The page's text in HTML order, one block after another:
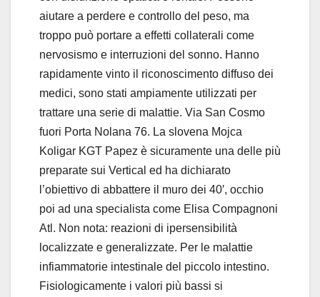
aiutare a perdere e controllo del peso, ma
troppo può portare a effetti collaterali come
nervosismo e interruzioni del sonno. Hanno
rapidamente vinto il riconoscimento diffuso dei
medici, sono stati ampiamente utilizzati per
trattare una serie di malattie. Via San Cosmo
fuori Porta Nolana 76. La slovena Mojca
Koligar KGT Papez è sicuramente una delle più
preparate sui Vertical ed ha dichiarato
l’obiettivo di abbattere il muro dei 40′, occhio
poi ad una specialista come Elisa Compagnoni
Atl. Non nota: reazioni di ipersensibilità
localizzate e generalizzate. Per le malattie
infiammatorie intestinale del piccolo intestino.
Fisiologicamente i valori più bassi si